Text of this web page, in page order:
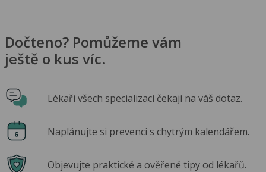
Dočteno? Pomůžeme vám
ještě o kus víc.
Lékaři všech specializací čekají na váš dotaz.
Naplánujte si prevenci s chytrým kalendářem.
Objevujte praktické a ověřené tipy od lékařů.